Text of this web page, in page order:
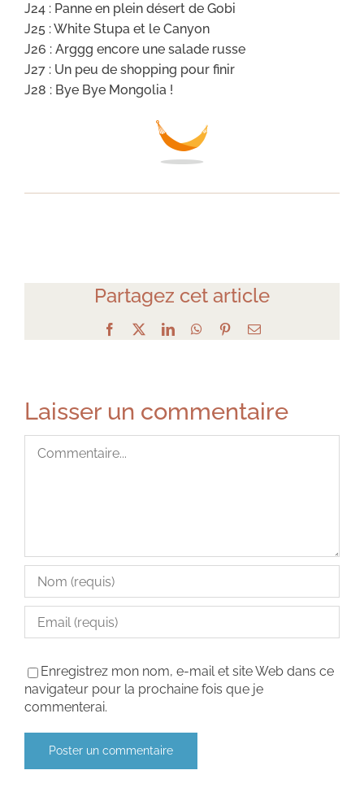
J24 : Panne en plein désert de Gobi
J25 : White Stupa et le Canyon
J26 : Arggg encore une salade russe
J27 : Un peu de shopping pour finir
J28 : Bye Bye Mongolia !
Partagez cet article
Facebook LinkedInWhatsApp
PinterestEmail
Laisser un commentaire
Enregistrez mon nom, e-mail et site Web dans ce
navigateur pour la prochaine fois que je
commenterai.